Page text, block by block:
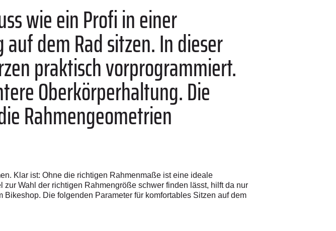
wie ein Profi in einer
dem Rad sitzen. In dieser
praktisch vorprogrammiert.
Oberkörperhaltung. Die
Rahmengeometrien
Klar ist: Ohne die richtigen Rahmenmaße ist eine ideale
Wahl der richtigen Rahmengröße schwer finden lässt, hilft da nur
Die folgenden Parameter für komfortables Sitzen auf dem